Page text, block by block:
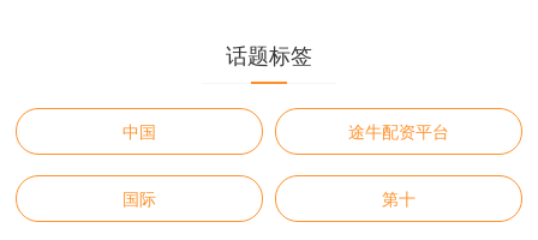
话题标签
中国 途牛配资平台
国际 第十